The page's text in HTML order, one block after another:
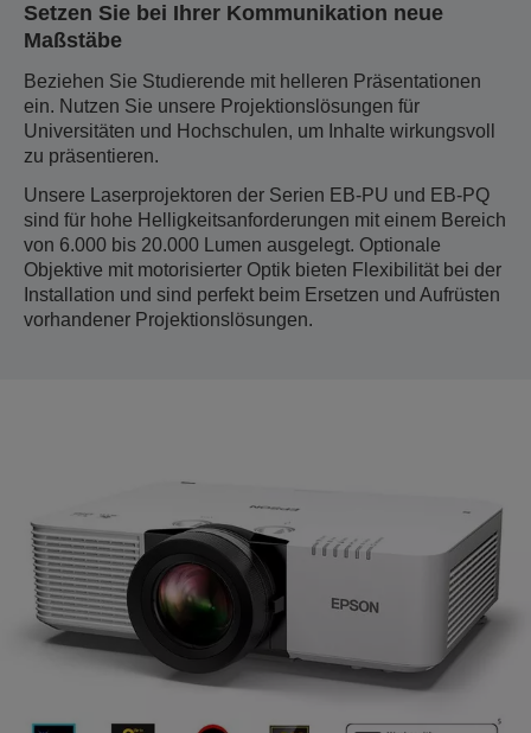
Setzen Sie bei Ihrer Kommunikation neue
Maßstäbe
Beziehen Sie Studierende mit helleren Präsentationen
ein. Nutzen Sie unsere Projektionslösungen für
Universitäten und Hochschulen, um Inhalte wirkungsvoll
zu präsentieren.
Unsere Laserprojektoren der Serien EB-PU und EB-PQ
sind für hohe Helligkeitsanforderungen mit einem Bereich
von 6.000 bis 20.000 Lumen ausgelegt. Optionale
Objektive mit motorisierter Optik bieten Flexibilität bei der
Installation und sind perfekt beim Ersetzen und Aufrüsten
vorhandener Projektionslösungen.